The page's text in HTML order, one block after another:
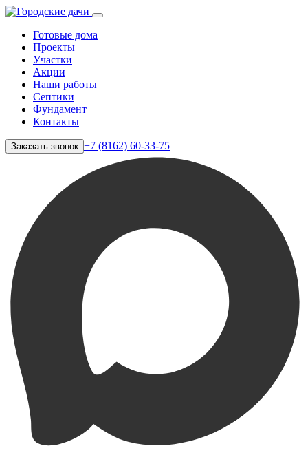
Готовые дома
Проекты
Участки
Акции
Наши работы
Септики
Фундамент
Контакты
Заказать звонок +7 (8162) 60-33-75